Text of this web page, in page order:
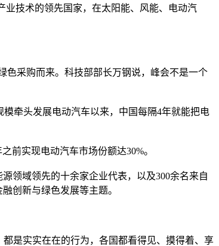
技术的领先国家，在太阳能、风能、电动汽
采购而来。科技部部长万钢说，峰会不是一个
牵头发展电动汽车以来，中国每隔4年就能把电
前实现电动汽车市场份额达30%。
领域领先的十余家企业代表，以及300余名来自
创新与绿色发展等主题。
是实实在在的行为，各国都看得见、摸得着、享